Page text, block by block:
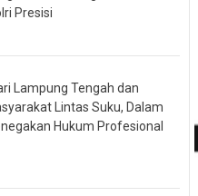
Presisi
Lampung Tengah dan
Lintas Suku, Dalam
Hukum Profesional